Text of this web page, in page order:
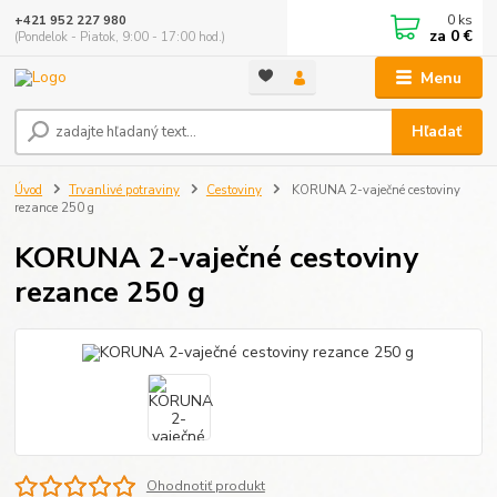
Menu
Hľadať
+421 952 227 980
(Pondelok - Piatok, 9:00 - 17:00 hod.)
0 ks
za 0 €
Úvod Trvanlivé potraviny Cestoviny
KORUNA 2-vaječné cestoviny
rezance 250 g
KORUNA 2-vaječné cestoviny
rezance 250 g
Ohodnotiť produkt